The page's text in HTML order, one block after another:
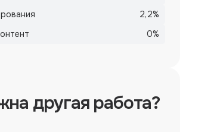
2,2%
0%
другая работа?